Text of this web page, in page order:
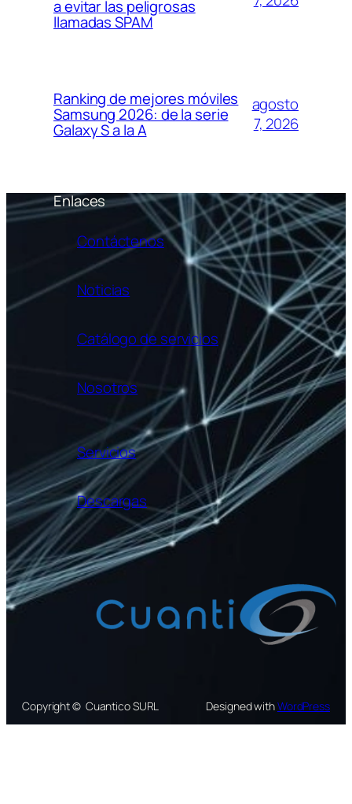
a evitar las peligrosas
llamadas SPAM
Ranking de mejores móviles
Samsung 2026: de la serie
Galaxy S a la A
agosto
7, 2026
Enlaces
Contáctenos
Noticias
Catálogo de servicios
Nosotros
Servicios
Descargas
Copyright © Cuantico SURL Designed withWordPress